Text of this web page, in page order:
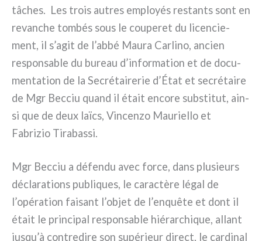
tâches. Les trois autres employés restan­ts sont en
revan­che tom­bés sous le cou­pe­ret du licen­cie­
ment, il s’agit de l’abbé Maura Carlino, ancien
respon­sa­ble du bureau d’information et de docu­
men­ta­tion de la Secrétairerie d’État et secré­tai­re
de Mgr Becciu quand il était enco­re sub­sti­tut, ain­
si que de deux laïcs, Vincenzo Mauriello et
Fabrizio Tirabassi.
Mgr Becciu a défen­du avec for­ce, dans plu­sieurs
décla­ra­tions publi­ques, le carac­tè­re légal de
l’opération fai­sant l’objet de l’enquête et dont il
était le prin­ci­pal respon­sa­ble hié­rar­chi­que, allant
jusqu’à con­tre­di­re son supé­rieur direct, le car­di­nal